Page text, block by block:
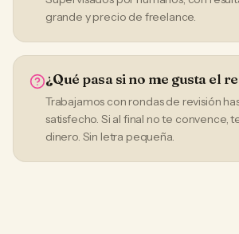
grande y precio de freelance.
¿Qué pasa si no me gusta el
Trabajamos con rondas de revisión
satisfecho. Si al final no te convence,
dinero. Sin letra pequeña.